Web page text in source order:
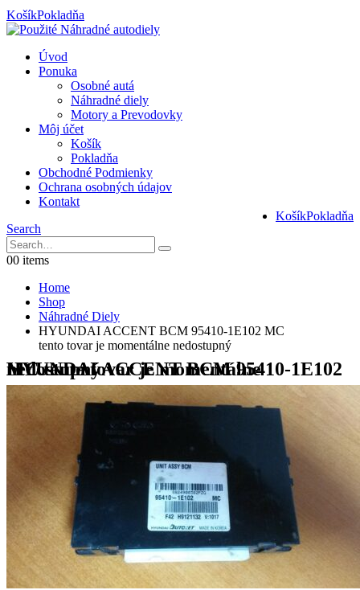
KošíkPokladňa
Úvod
Ponuka
Osobné autá
Náhradné diely
Motory a Prevodovky
Môj účet
Košík
Pokladňa
Obchodné Podmienky
Ochrana osobných údajov
Kontakt
KošíkPokladňa
Search
00 items
Home
Shop
Náhradné Diely
HYUNDAI ACCENT BCM 95410-1E102 MC
tento tovar je momentálne nedostupný
HYUNDAI ACCENT BCM 95410-1E102 MC tento tovar je momentálne nedostupný